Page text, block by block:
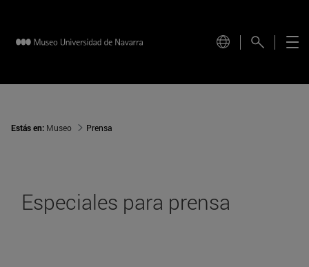
Estás en: Museo Prensa
Especiales para prensa